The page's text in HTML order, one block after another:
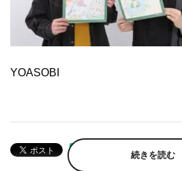
YOASOBI
続きを読む